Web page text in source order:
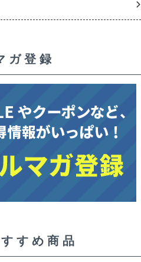
ガ登録
すめ商品